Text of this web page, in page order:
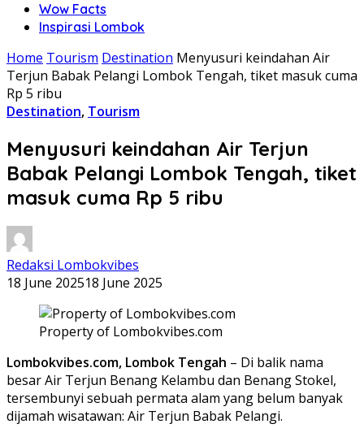
Wow Facts
Inspirasi Lombok
Home Tourism Destination Menyusuri keindahan Air
Terjun Babak Pelangi Lombok Tengah, tiket masuk cuma
Rp 5 ribu
Destination, Tourism
Menyusuri keindahan Air Terjun
Babak Pelangi Lombok Tengah, tiket
masuk cuma Rp 5 ribu
Redaksi Lombokvibes
18 June 202518 June 2025
Property of Lombokvibes.com
Lombokvibes.com, Lombok Tengah – Di balik nama
besar Air Terjun Benang Kelambu dan Benang Stokel,
tersembunyi sebuah permata alam yang belum banyak
dijamah wisatawan: Air Terjun Babak Pelangi.